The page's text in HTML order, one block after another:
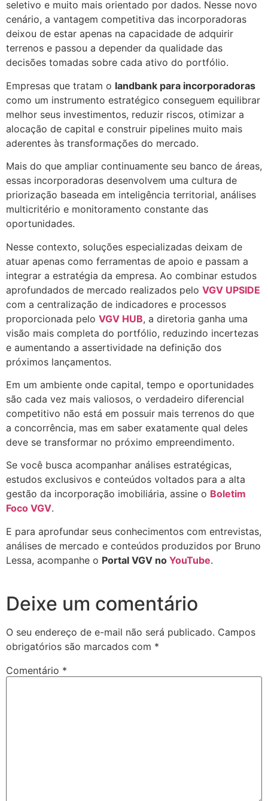
seletivo e muito mais orientado por dados. Nesse novo
cenário, a vantagem competitiva das incorporadoras
deixou de estar apenas na capacidade de adquirir
terrenos e passou a depender da qualidade das
decisões tomadas sobre cada ativo do portfólio.
Empresas que tratam o landbank para incorporadoras
como um instrumento estratégico conseguem equilibrar
melhor seus investimentos, reduzir riscos, otimizar a
alocação de capital e construir pipelines muito mais
aderentes às transformações do mercado.
Mais do que ampliar continuamente seu banco de áreas,
essas incorporadoras desenvolvem uma cultura de
priorização baseada em inteligência territorial, análises
multicritério e monitoramento constante das
oportunidades.
Nesse contexto, soluções especializadas deixam de
atuar apenas como ferramentas de apoio e passam a
integrar a estratégia da empresa. Ao combinar estudos
aprofundados de mercado realizados pelo VGV UPSIDE
com a centralização de indicadores e processos
proporcionada pelo VGV HUB, a diretoria ganha uma
visão mais completa do portfólio, reduzindo incertezas
e aumentando a assertividade na definição dos
próximos lançamentos.
Em um ambiente onde capital, tempo e oportunidades
são cada vez mais valiosos, o verdadeiro diferencial
competitivo não está em possuir mais terrenos do que
a concorrência, mas em saber exatamente qual deles
deve se transformar no próximo empreendimento.
Se você busca acompanhar análises estratégicas,
estudos exclusivos e conteúdos voltados para a alta
gestão da incorporação imobiliária, assine o Boletim
Foco VGV.
E para aprofundar seus conhecimentos com entrevistas,
análises de mercado e conteúdos produzidos por Bruno
Lessa, acompanhe o Portal VGV no YouTube.
Deixe um comentário
O seu endereço de e-mail não será publicado. Campos
obrigatórios são marcados com *
Comentário *